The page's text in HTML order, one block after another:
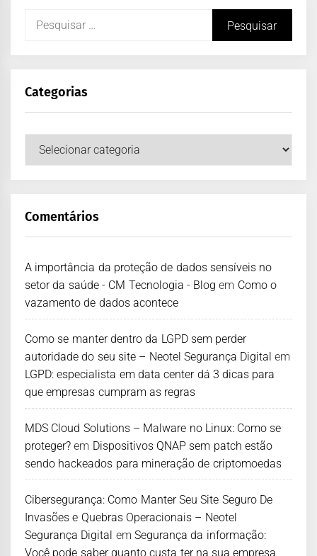
Categorias
Comentários
A importância da proteção de dados sensíveis no
setor da saúde - CM Tecnologia - Blog em Como o
vazamento de dados acontece
Como se manter dentro da LGPD sem perder
autoridade do seu site – Neotel Segurança Digital em
LGPD: especialista em data center dá 3 dicas para
que empresas cumpram as regras
MDS Cloud Solutions – Malware no Linux: Como se
proteger? em Dispositivos QNAP sem patch estão
sendo hackeados para mineração de criptomoedas
Cibersegurança: Como Manter Seu Site Seguro De
Invasões e Quebras Operacionais – Neotel
Segurança Digital em Segurança da informação:
Você pode saber quanto custa ter na sua empresa,